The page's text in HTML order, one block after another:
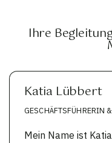
Ihre
Katia Lübbert
GESCHÄFTSFÜHRERIN
Mein Name ist